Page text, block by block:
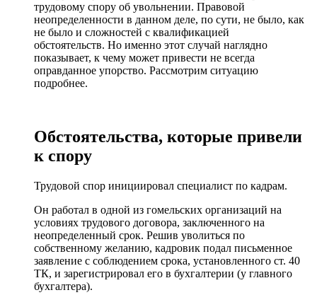
трудовому спору об увольнении. Правовой
неопределенности в данном деле, по сути, не было, как
не было и сложностей с квалификацией
обстоятельств. Но именно этот случай наглядно
показывает, к чему может привести не всегда
оправданное упорство. Рассмотрим ситуацию
подробнее.
Обстоятельства, которые привели
к спору
Трудовой спор инициировал специалист по кадрам.
Он работал в одной из гомельских организаций на
условиях трудового договора, заключенного на
неопределенный срок. Решив уволиться по
собственному желанию, кадровик подал письменное
заявление с соблюдением срока, установленного ст. 40
ТК, и зарегистрировал его в бухгалтерии (у главного
бухгалтера).